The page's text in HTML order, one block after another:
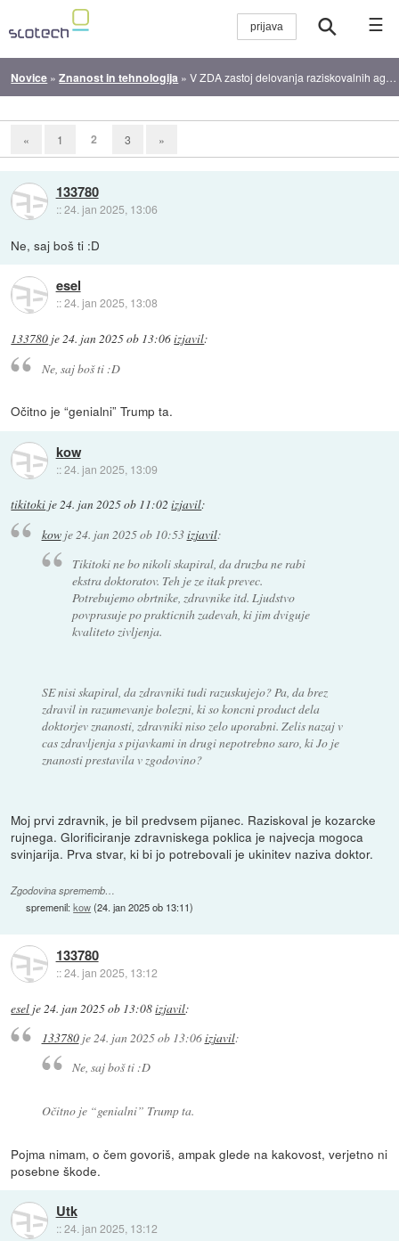
☰
Novice »Znanost in tehnologija »V ZDA zastoj delovanja raziskovalnih agencij
« 1 2 3 »
133780
::24. jan 2025, 13:06
Ne, saj boš ti :D
esel
::24. jan 2025, 13:08
133780 je24. jan 2025 ob 13:06izjavil:
Ne, saj boš ti :D
Očitno je “genialni” Trump ta.
kow
::24. jan 2025, 13:09
tikitoki je24. jan 2025 ob 11:02 izjavil:
kowje24. jan 2025 ob 10:53izjavil:
Tikitoki ne bo nikoli skapiral, da druzba ne rabi
ekstra doktoratov. Teh je ze itak prevec.
Potrebujemo obrtnike, zdravnike itd. Ljudstvo
povprasuje po prakticnih zadevah, ki jim dviguje
kvaliteto zivljenja.
SE nisi skapiral, da zdravniki tudi razuskujejo? Pa, da brez
zdravil in razumevanje bolezni, ki so koncni product dela
doktorjev znanosti, zdravniki niso zelo uporabni. Zelis nazaj v
cas zdravljenja s pijavkami in drugi nepotrebno saro, ki Jo je
znanosti prestavila v zgodovino?
Moj prvi zdravnik, je bil predvsem pijanec. Raziskoval je kozarcke
rujnega. Glorificiranje zdravniskega poklica je najvecja mogoca
svinjarija. Prva stvar, ki bi jo potrebovali je ukinitev naziva doktor.
Zgodovina sprememb…
spremenil:kow(24. jan 2025 ob 13:11)
133780
::24. jan 2025, 13:12
esel je24. jan 2025 ob 13:08izjavil:
133780je24. jan 2025 ob 13:06izjavil:
Ne, saj boš ti :D
Očitno je “genialni” Trump ta.
Pojma nimam, o čem govoriš, ampak glede na kakovost, verjetno ni
posebne škode.
Utk
::24. jan 2025, 13:12